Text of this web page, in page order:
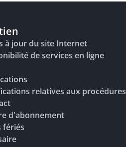
à jour du site Internet
de services en ligne
relatives aux procédures
d'abonnement
fériés